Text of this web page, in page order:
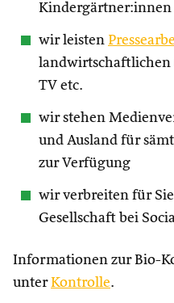
Kindergärtner:innen
wir leisten
landwirtschaftlichen
TV etc.
wir stehen
und Ausland für
zur Verfügung
wir verbreiten für
Gesellschaft bei
Informationen zur Bio-
unterKontrolle.